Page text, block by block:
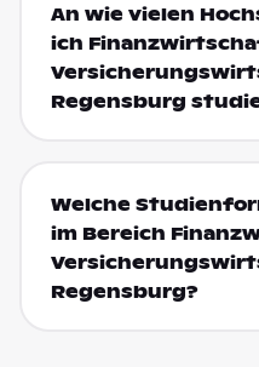
An wie vielen
ich
Regensburg
Welche
im Bereich
Regensburg?